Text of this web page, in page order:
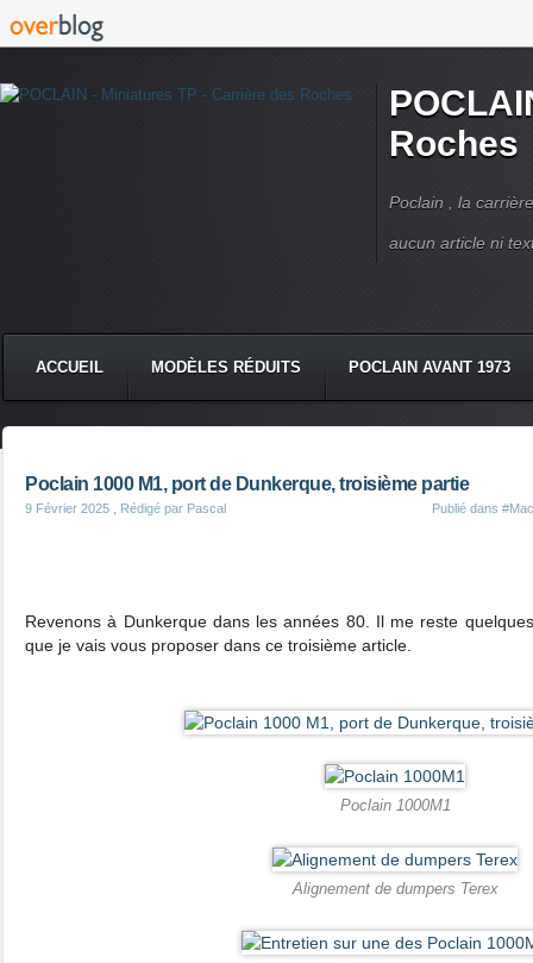
Roches
Poclain , la
aucun article ni
ACCUEIL MODÈLES RÉDUITS POCLAIN AVANT 1973
Poclain 1000 M1, port de Dunkerque, troisième partie
9 Février 2025 , Rédigé par Pascal Publié dans
Revenons à Dunkerque dans les années 80. Il me reste
que je vais vous proposer dans ce troisième article.
Poclain 1000M1
Alignement de dumpers Terex